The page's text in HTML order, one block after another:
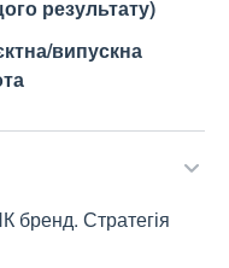
результату)
випускна
бренд. Стратегія